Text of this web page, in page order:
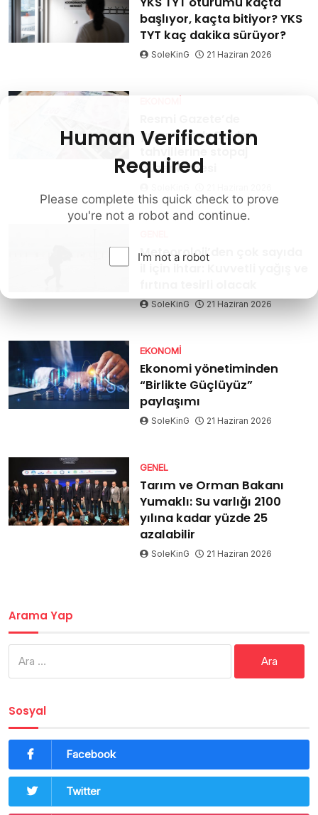
başlıyor, kaçta bitiyor? YKS
TYT kaç dakika sürüyor?
SoleKinG 21 Haziran 2026
yayımlandı: Devlet
düzenlemesi
Meteoroloji’den çok sayıda
SoleKinG 21 Haziran 2026
EKONOMI
Ekonomi yönetiminden
“Birlikte Güçlüyüz”
paylaşımı
SoleKinG 21 Haziran 2026
GENEL
Tarım ve Orman Bakanı
Yumaklı: Su varlığı 2100
yılına kadar yüzde 25
azalabilir
SoleKinG 21 Haziran 2026
Arama Yap
Sosyal
Facebook
Twitter
Human Verification
Required
Please complete this quick check to prove
you're not a robot and continue.
I'm not a robot